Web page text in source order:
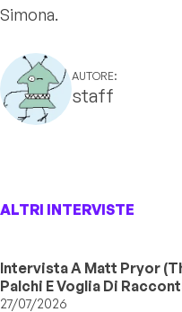
Simona.
AUTORE:
staff
ALTRI INTERVISTE
Intervista A Matt Pryor
Palchi E Voglia Di
27/07/2026